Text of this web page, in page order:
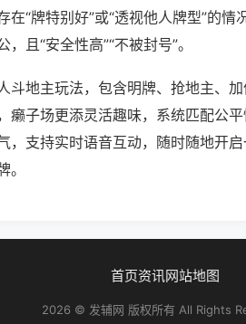
在“牌特别好”或“透视他人牌型”的
且“安全性高”“不被封号”。
斗地主玩法，包含明牌、抢地主、
癞子场更添灵活趣味，系统匹配公
，支持实时语音互动，随时随地开
首页资讯网站地图
2026 © 发辅网 版权所有 All Rights